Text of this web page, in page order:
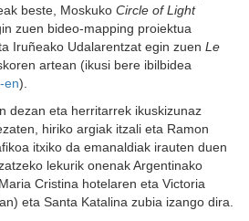
beste, Moskuko Circle of Light
zuen bideo-mapping proiektua
Iruñeako Udalarentzat egin zuen Le
artean (ikusi bere ibilbidea
en).
dezan eta herritarrek ikuskizunaz
hiriko argiak itzali eta Ramon
itxiko da emanaldiak irauten duen
lekurik onenak Argentinako
Cristina hotelaren eta Victoria
eta Santa Katalina zubia izango dira.